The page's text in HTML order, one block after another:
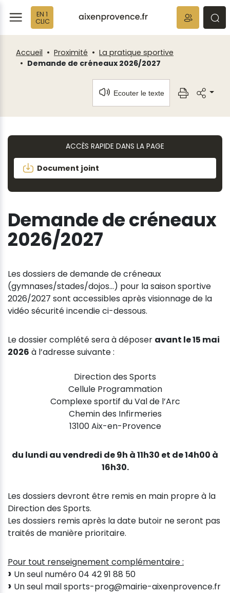
EN 1
CLIC
Accueil Proximité
La pratique sportive
Demande de créneaux 2026/2027
Ecouter le texte
ACCÈS RAPIDE DANS LA PAGE
Document joint
Demande de créneaux
2026/2027
Les dossiers de demande de créneaux
(gymnases/stades/dojos...) pour la saison sportive
2026/2027 sont accessibles après visionnage de la
vidéo sécurité incendie ci-dessous.
Le dossier complété sera à déposer avant le 15 mai
2026 à l’adresse suivante :
Direction des Sports
Cellule Programmation
Complexe sportif du Val de l’Arc
Chemin des Infirmeries
13100 Aix-en-Provence
du lundi au vendredi de 9h à 11h30 et de 14h00 à
16h30.
Les dossiers devront être remis en main propre à la
Direction des Sports.
Les dossiers remis après la date butoir ne seront pas
traités de manière prioritaire.
Pour tout renseignement complémentaire :
Un seul numéro 04 42 91 88 50
Un seul mail sports-prog@mairie-aixenprovence.fr
Fenêtre
de
chat
Panneau de gestion des cookies